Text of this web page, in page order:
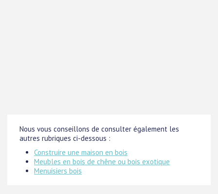
Nous vous conseillons de consulter également les
autres rubriques ci-dessous :
Construire une maison en bois
Meubles en bois de chêne ou bois exotique
Menuisiers bois